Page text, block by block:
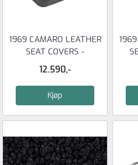
1969 CAMARO LEATHER
SEAT COVERS -
STANDARD ...
12.590,-
Kjøp